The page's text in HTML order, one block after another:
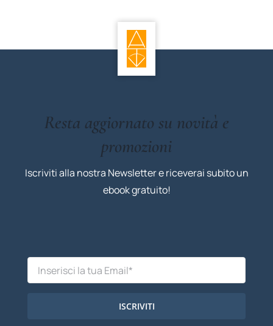
Resta aggiornato su novità e
promozioni
Iscriviti alla nostra Newsletter e riceverai subito un
ebook gratuito!
ISCRIVITI